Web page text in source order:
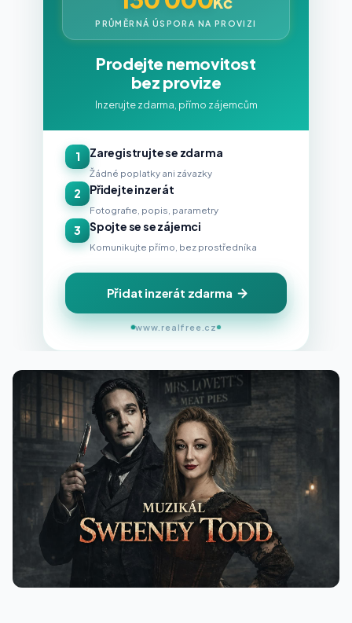
PRŮMĚRNÁ ÚSPORA NA PROVIZI
Prodejte nemovitost
bez provize
Inzerujte zdarma, přímo zájemcům
1 Zaregistrujte se zdarma
Žádné poplatky ani závazky
2 Přidejte inzerát
Fotografie, popis, parametry
3 Spojte se se zájemci
Komunikujte přímo, bez prostředníka
Přidat inzerát zdarma
www.realfree.cz